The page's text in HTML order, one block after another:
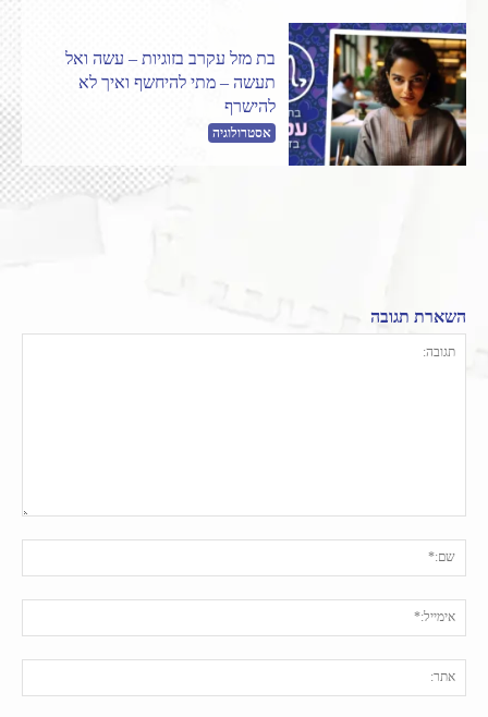
בת מזל עקרב בזוגיות – עשה ואל
תעשה – מתי להיחשף ואיך לא
להישרף
אסטרולוגיה
השארת תגובה